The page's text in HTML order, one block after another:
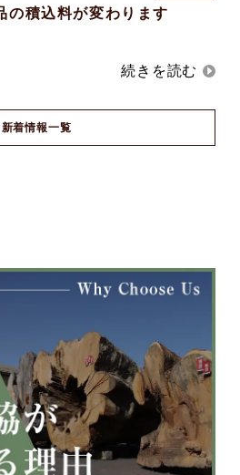
の積込料が変わります
新着情報一覧